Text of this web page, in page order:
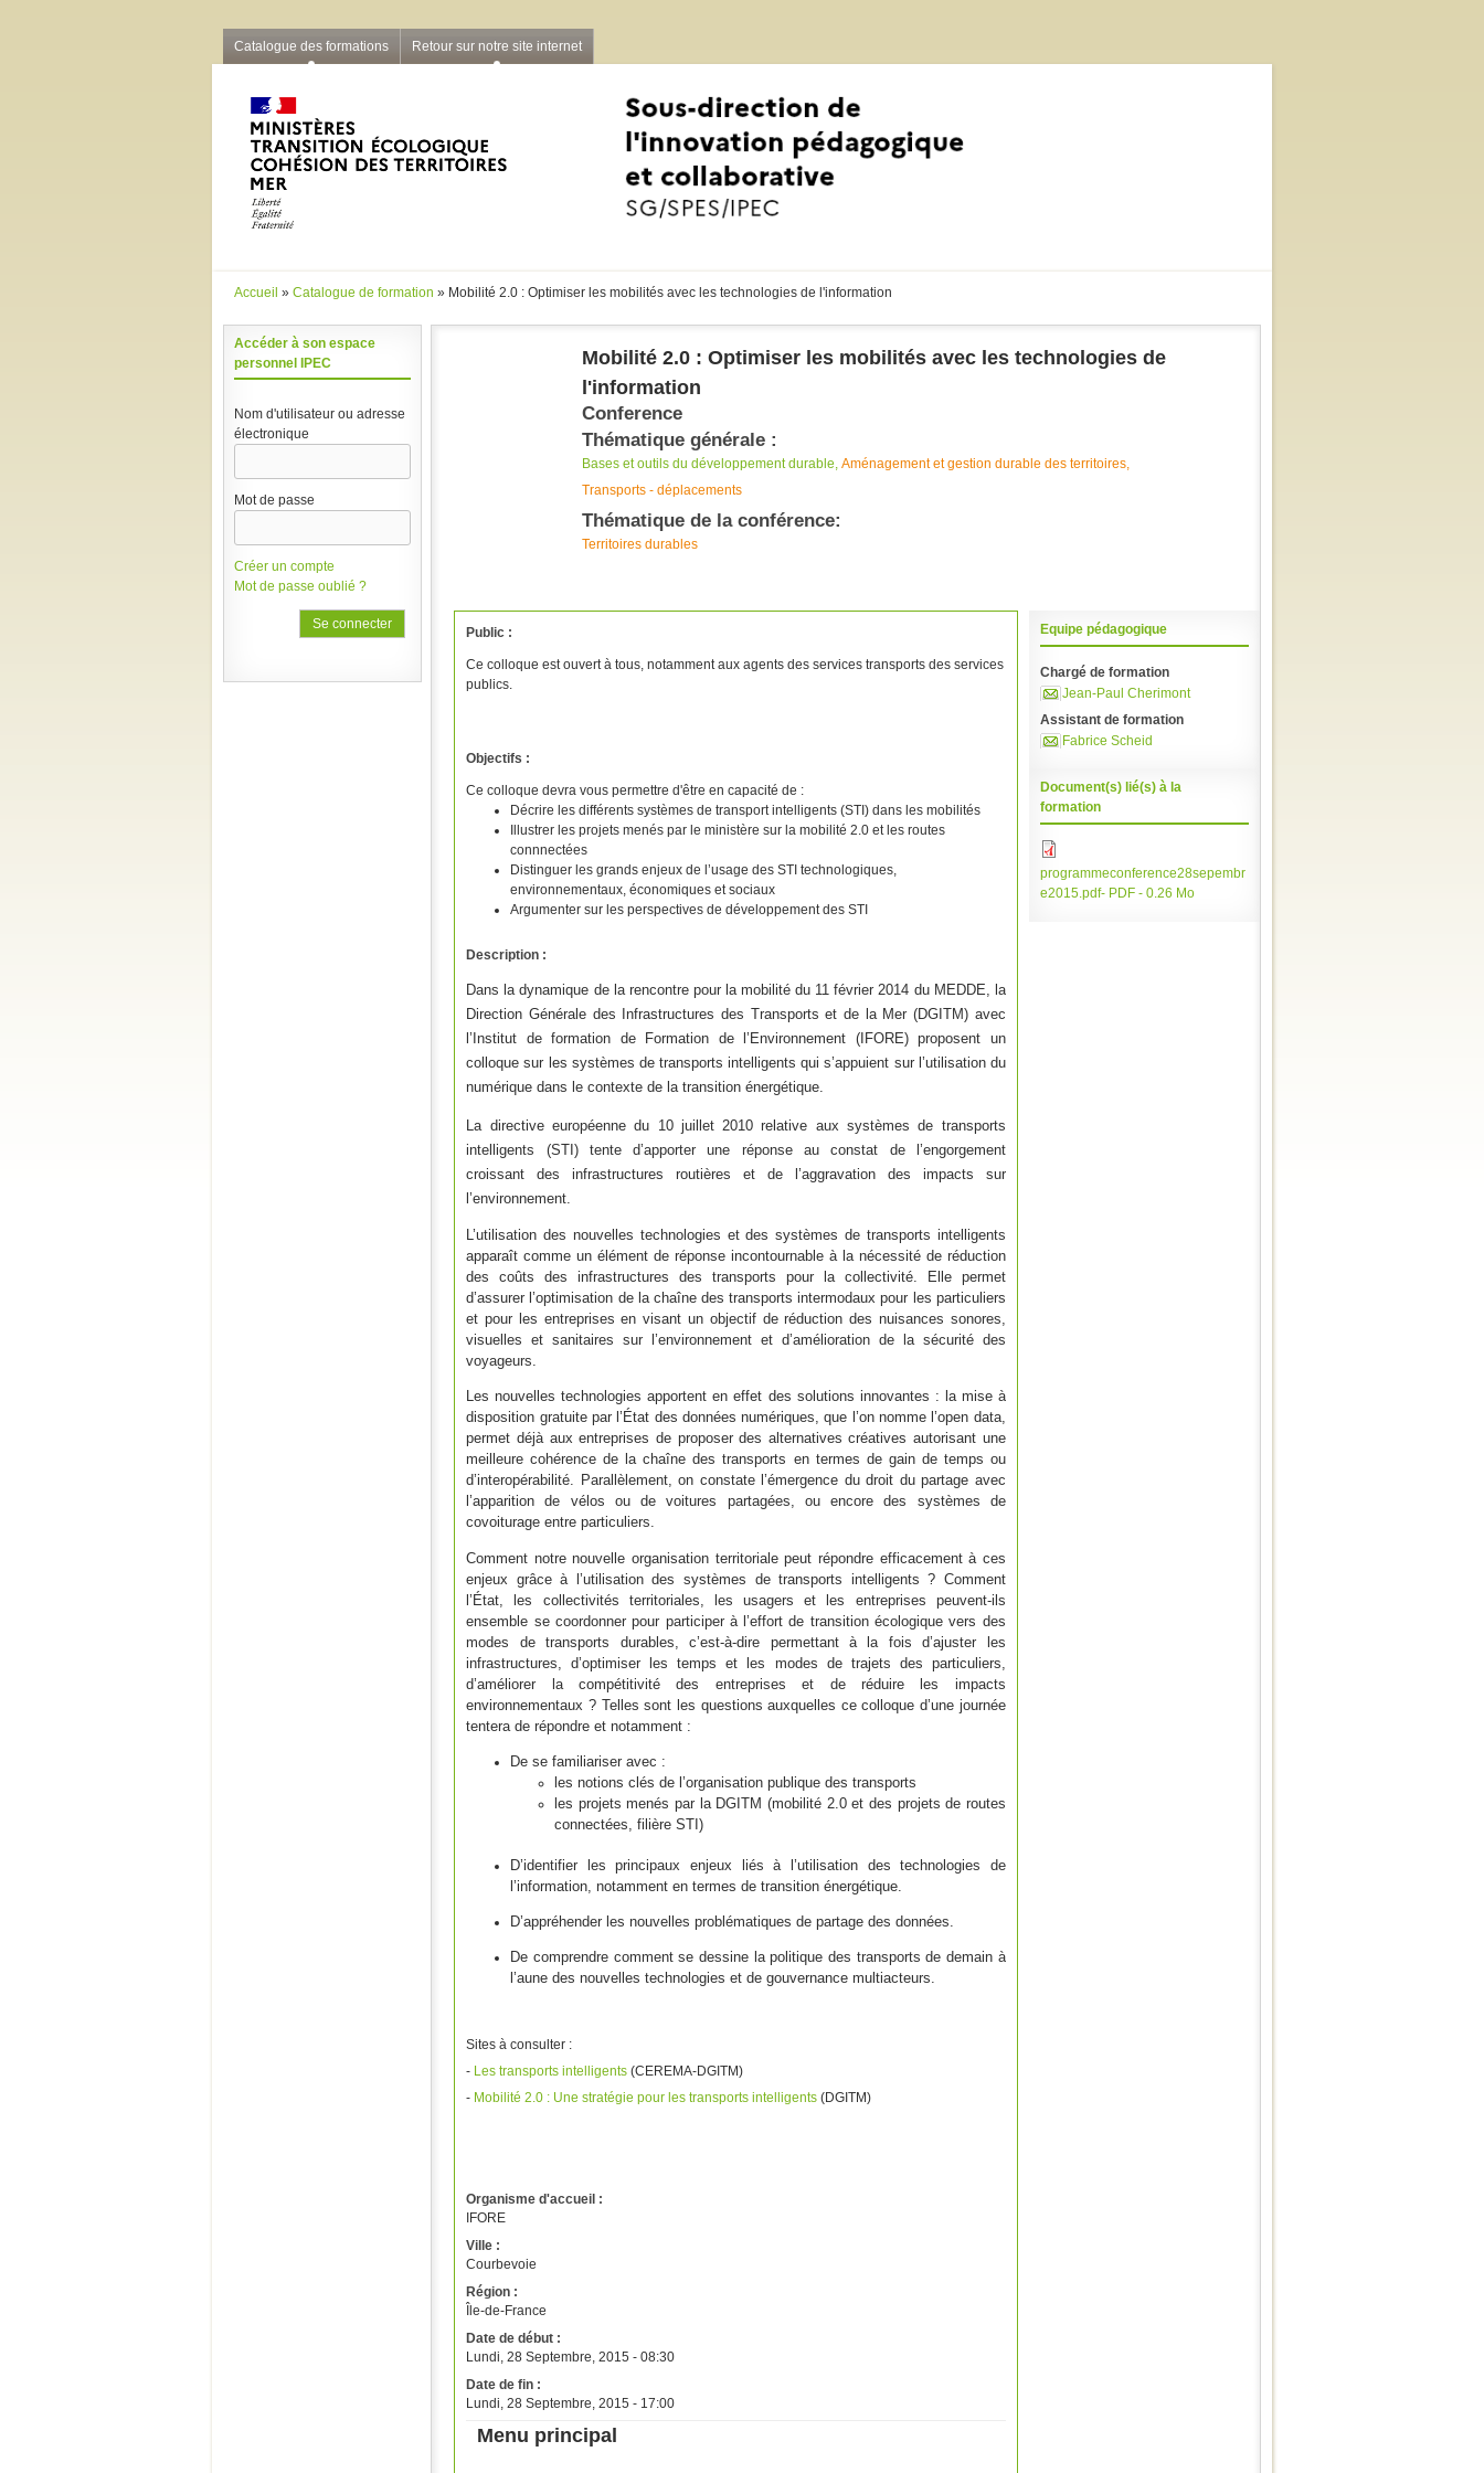
Catalogue des formations Retour sur notre site internet
Vous êtes ici
Accueil » Catalogue de formation » Mobilité 2.0 : Optimiser les mobilités avec les technologies de l'information
Accéder à son espace
personnel IPEC
Nom d'utilisateur ou adresse
électronique
Mot de passe
Créer un compte
Mot de passe oublié ?
Mobilité 2.0 : Optimiser les mobilités avec les technologies de
l'information
Conference
Thématique générale :
Bases et outils du développement durable Aménagement et gestion durable des territoires
Transports - déplacements
Thématique de la conférence:
Territoires durables
Public :
Ce colloqueest ouvert à tous, notamment aux agents des services transports des services
publics.
Objectifs :
Ce colloque devra vous permettre d'être en capacité de :
Décrire les différents systèmes de transport intelligents (STI) dans les mobilités
Illustrer les projets menés par le ministère sur la mobilité 2.0 et les routes
connnectées
Distinguer les grands enjeux de l’usage des STI technologiques,
environnementaux, économiques et sociaux
Argumenter sur les perspectives de développement des STI
Description :
Dans la dynamique de la rencontre pour la mobilité du 11 février 2014 du MEDDE , la
Direction Générale des Infrastructures des Transports et de la Mer (DGITM) avec
l’Institut de formation de Formation de l’Environnement (IFORE)proposent un
colloque sur les systèmes de transports intelligentsqui s’appuient surl’utilisation du
numérique dans le contexte de la transition énergétique.
La directive européenne du 10 juillet 2010 relative auxsystèmes de transports
intelligents (STI) tente d’apporter une réponse auconstat de l’engorgement
croissant des infrastructures routières et de l’aggravation des impacts sur
l’environnement.
L’utilisation des nouvelles technologies et des systèmes de transports intelligents
apparaît comme un élément de réponse incontournable à la nécessité de réduction
des coûts des infrastructures des transports pour la collectivité. Elle permet
d’assurer l’optimisation de la chaîne des transports intermodaux pour les particuliers
et pour les entreprises en visant un objectif de réduction des nuisances sonores,
visuelles et sanitaires sur l’environnement et d’amélioration de la sécurité des
voyageurs.
Les nouvelles technologies apportent en effet des solutions innovantes : la mise à
disposition gratuite par l’État des données numériques, que l’on nomme l’open data,
permet déjà aux entreprises de proposer des alternatives créatives autorisant une
meilleure cohérence de la chaîne des transports en termes de gain de temps ou
d’interopérabilité. Parallèlement, on constate l’émergence du droit du partage avec
l’apparition de vélos ou de voitures partagées, ou encore des systèmes de
covoiturage entre particuliers.
Comment notre nouvelle organisation territoriale peut répondre efficacement à ces
enjeux grâce à l’utilisation des systèmes de transports intelligents ? Comment
l’État, les collectivités territoriales, les usagers et les entreprises peuvent-ils
ensemble se coordonner pour participer à l’effort de transition écologique vers des
modes de transports durables, c’est-à-dire permettant à la fois d’ajuster les
infrastructures, d’optimiser les temps et les modes de trajets des particuliers,
d’améliorer la compétitivité des entreprises et de réduire les impacts
environnementaux ? Telles sont les questions auxquelles ce colloque d’une journée
tentera de répondre et notamment :
De se familiariser avec :
les notions clés de l’organisation publique des transports
les projets menés par la DGITM(mobilité 2.0 et des projets de routes
connectées,filière STI)
D’identifier les principaux enjeux liés à l’utilisation des technologies de
l’information, notamment en termes de transition énergétique.
D’appréhender les nouvelles problématiques de partage des données.
De comprendre comment se dessine la politique des transports de demain à
l’aune des nouvelles technologies et de gouvernance multiacteurs.
Sites à consulter :
- Les transports intelligents (CEREMA-DGITM)
- Mobilité 2.0 : Une stratégie pour les transports intelligents (DGITM)
Organisme d'accueil :
IFORE
Ville :
Courbevoie
Région :
Île-de-France
Date de début :
Lundi, 28 Septembre, 2015 - 08:30
Date de fin :
Lundi, 28 Septembre, 2015 - 17:00
Menu principal
Equipe pédagogique
Chargé de formation
Jean-Paul Cherimont
Assistant de formation
Fabrice Scheid
Document(s) lié(s) à la
formation
programmeconference28sepembr
e2015.pdf- PDF - 0.26 Mo